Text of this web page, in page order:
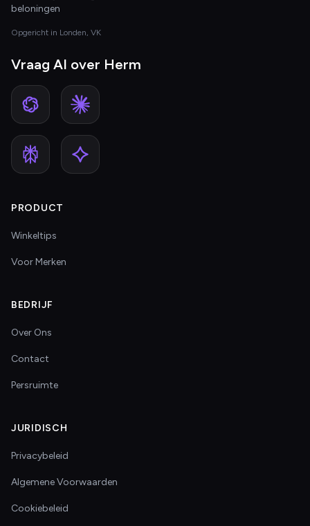
beloningen
Opgericht in Londen, VK
Vraag AI over Herm
PRODUCT
Winkeltips
Voor Merken
BEDRIJF
Over Ons
Contact
Persruimte
JURIDISCH
Privacybeleid
Algemene Voorwaarden
Cookiebeleid